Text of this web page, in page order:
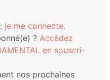
je me connecte.
? Accé­dez
en sous­cri­
nos pro­chaines